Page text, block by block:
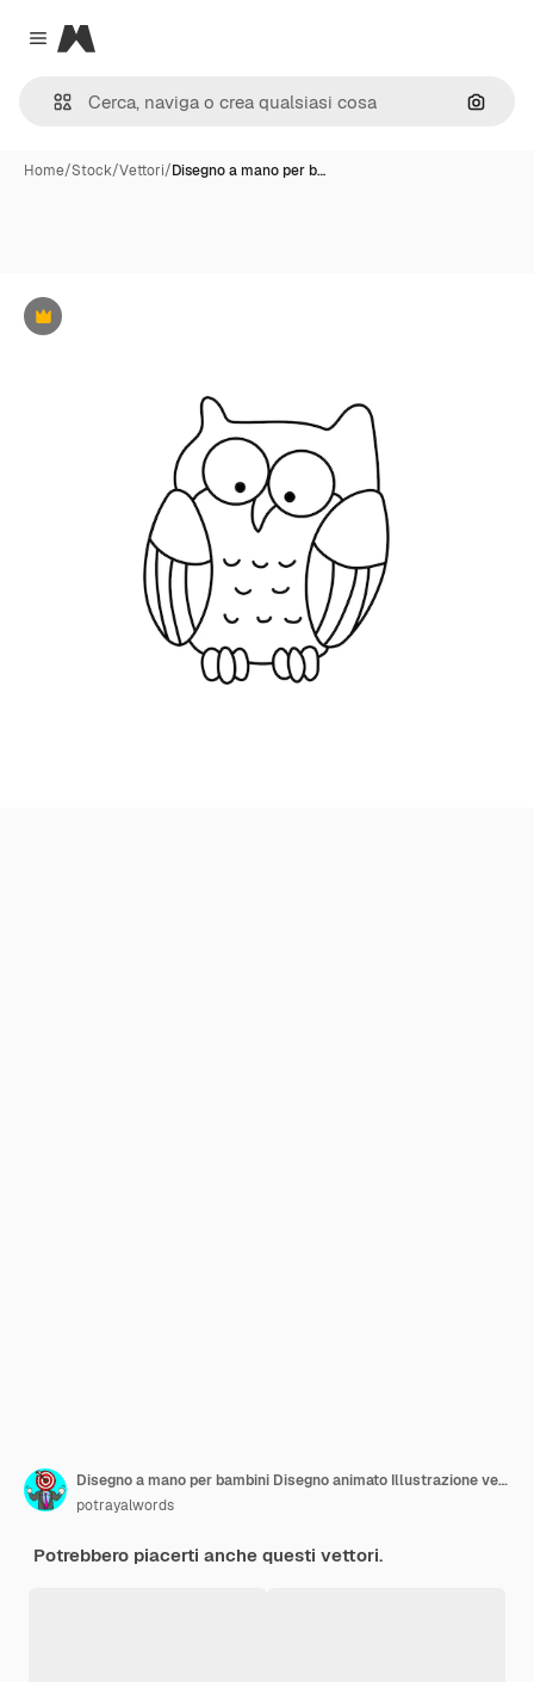
Close menu
Magnific
Cerca
Home/Stock/Vettori/Disegno a mano per b…
Premium
Disegno a mano per bambini Disegno animato Illustrazione vettoriale Icona di gufo Isolata su sfondo bianco
potrayalwords
Potrebbero piacerti anche questi vettori.